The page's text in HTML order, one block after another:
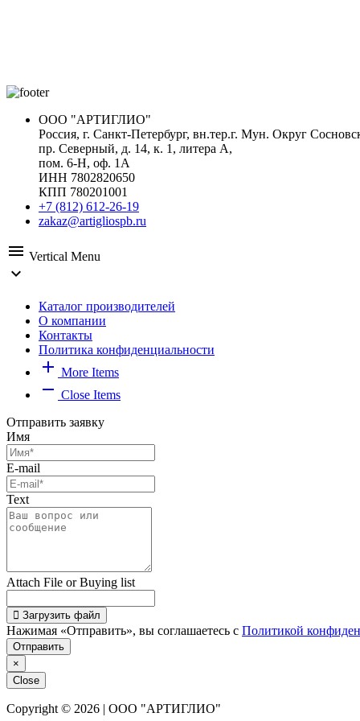
ООО "АРТИГЛИО"
Россия, г. Санкт-Петербург, вн.тер.г. Мун. Округ
пр. Северный, д. 14, к. 1, литера А,
пом. 6-Н, оф. 1А
ИНН 7802820650
КПП 780201001
+7 (812) 612-26-19
zakaz@artigliospb.ru
menu Vertical Menu
expand_more
Каталог производителей
О компании
Контакты
Политика конфиденциальности
add More Items
remove Close Items
Отправить заявку
Имя
E-mail
Text
Attach File or Buying list
Загрузить файл
Нажимая «Отправить», вы соглашаетесь с Политикой
Отправить
×
Close
Copyright © 2026 | ООО "АРТИГЛИО"